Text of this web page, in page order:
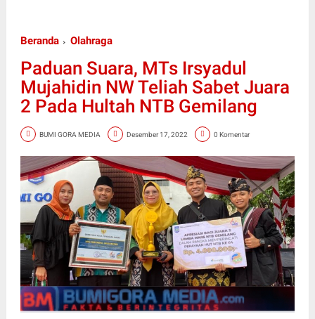
Beranda Olahraga
Paduan Suara, MTs Irsyadul
Mujahidin NW Teliah Sabet Juara
2 Pada Hultah NTB Gemilang
BUMI GORA MEDIA Desember 17, 2022 0 Komentar